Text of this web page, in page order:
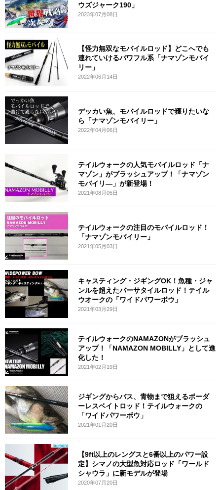
ウズジャーク190」
2023年07月08日
【怪力無双なモバイルロッド】どこへでも
連れていけるパワフル系「ナマゾンモバイ
リー」
2022年06月14日
デッカい魚、モバイルロッドで獲りたいな
ら「ナマゾンモバイリー」
2022年04月06日
テイルウォークの人気モバイルロッド「ナ
マゾン」がブラッシュアップ！「ナマゾン
モバイリ―」が新登場！
2021年08月05日
テイルウォークの注目のモバイルロッド！
「ナマゾンモバイリー」
2021年05月03日
キャスティング・ジギングOK！魚種・ジャ
ンルを超えたバーサタイルロッド！テイル
ウオークの「ワイドパワーボウ」
2021年03月29日
テイルウォークのNAMAZONがブラッシュ
アップ！「NAMAZON MOBILLY」として進
化した！
2021年02月19日
ジギングからバス、青物まで狙えるボーダ
ーレスベイトロッド！テイルウォークの
「ワイドパワーボウ」
2021年01月20日
【9ft以上のレングスと6番以上のパワー設
定】シマノの大型魚対応ロッド「ワールド
シャウラ」に新モデルが登場
2020年07月20日